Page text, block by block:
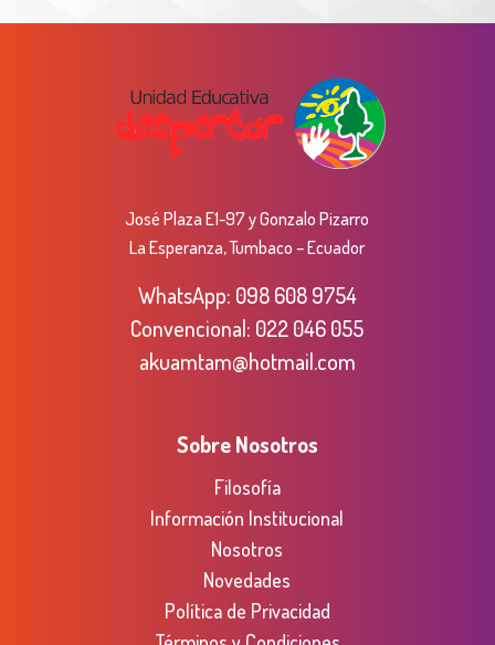
José Plaza E1-97 y Gonzalo Pizarro
La Esperanza, Tumbaco – Ecuador
WhatsApp: 098 608 9754
Convencional: 022 046 055
akuamtam@hotmail.com
Sobre Nosotros
Filosofía
Información Institucional
Nosotros
Novedades
Política de Privacidad